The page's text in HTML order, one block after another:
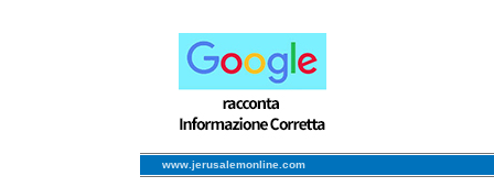
www.jerusalemonline.com